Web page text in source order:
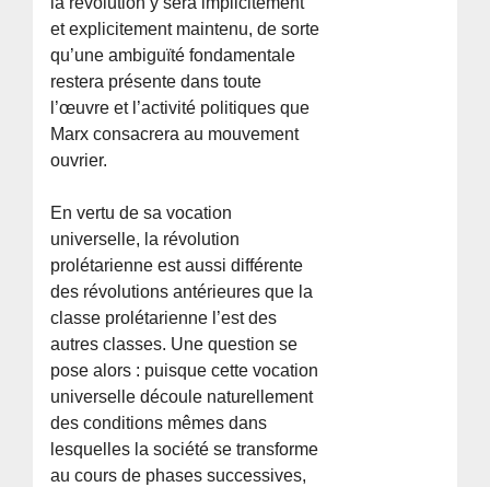
et explicitement maintenu, de sorte
qu’une ambiguïté fondamentale
restera présente dans toute
l’œuvre et l’activité politiques que
Marx consacrera au mouvement
ouvrier.
En vertu de sa vocation
universelle, la révolution
prolétarienne est aussi différente
des révolutions antérieures que la
classe prolétarienne l’est des
autres classes. Une question se
pose alors : puisque cette vocation
universelle découle naturellement
des conditions mêmes dans
lesquelles la société se transforme
au cours de phases successives,